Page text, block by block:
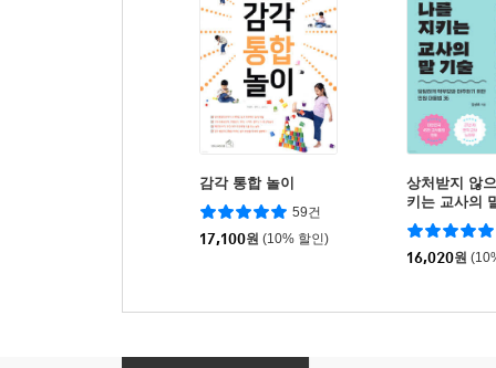
감각 통합 놀이
59건
17,100원 (10% 할인)
상처받지 않
키는 교사의
16,020원